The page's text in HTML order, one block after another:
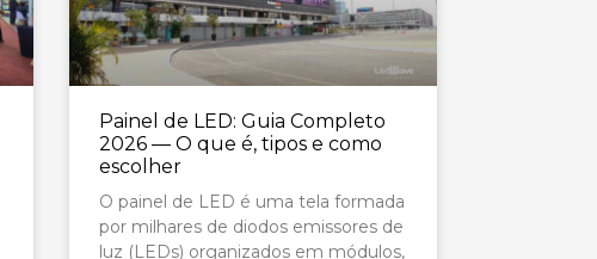
Painel de LED: Guia Completo
2026 — O que é, tipos e como
escolher
O painel de LED é uma tela formada
por milhares de diodos emissores de
luz (LEDs) organizados em módulos,